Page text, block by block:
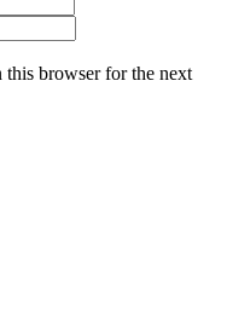
this browser for the next